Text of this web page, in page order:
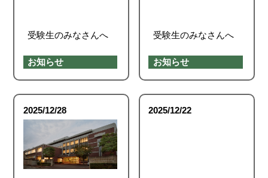
お知らせ
受験生のみなさんへ
お知らせ
受験生のみなさんへ
2025/12/28 2025/12/22